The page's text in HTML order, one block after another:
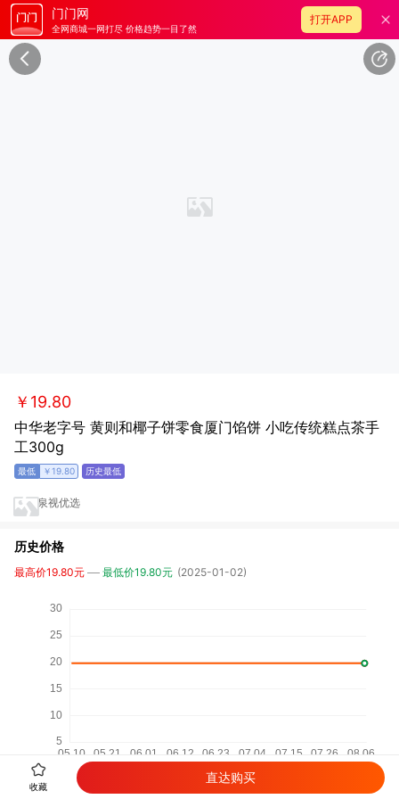
门门网
全网商城一网打尽 价格趋势一目了然
打开APP
￥19.80
中华老字号 黄则和椰子饼零食厦门馅饼 小吃传统糕点茶手
工300g
￥19.80
泉视优选
历史价格
最高价19.80元 最低价19.80元 (2025-01-02)
收藏
直达购买